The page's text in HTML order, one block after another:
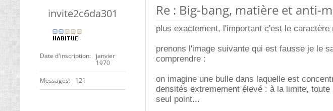
invite2c6da301
Date d'inscription
janvier
1970
Messages 121
Re : Big-bang, matière et anti-
plus exactement, l'important c'est le caractère
prenons l'image suivante qui est fausse je le
comprendre :
on imagine une bulle dans laquelle est
densités extremement élevé : à la limite,
seul point...